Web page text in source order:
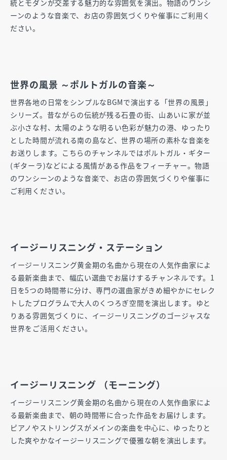
統とモダンが交差する魅力的な雰囲気を演出。物語のワンシ
ーンのような音楽で、お店の雰囲気づくりや催事にご利用く
ださい。
世界の風景 ～ポルトガルの音楽～
世界各地の日常をシンプルなBGMで演出する「世界の風景」
シリーズ。昔ながらの伝統が残る石畳の街、山あいに家が並
ぶ小さな村、太陽のような明るい色彩が魅力の港、ゆったり
とした時間が流れる南の島など、世界の場所の素朴な音楽を
お送りします。こちらのチャンネルではポルトガル・ギター
(ギターラ)などによる風情がある作品をフィーチャー。物語
のワンシーンのような音楽で、お店の雰囲気づくりや催事に
ご利用ください。
イージーリスニング・ステーション
イージーリスニング黄金期の名曲から現在の人気作曲家によ
る最新楽曲まで、幅広い選曲でお届けするチャンネルです。1
日を5つの時間帯に分け、専門の選曲家がきめ細やかにセレク
トしたプログラムで大人のくつろぎ空間を演出します。ゆと
りある雰囲気づくりに、イージーリスニングのゴージャスな
世界をご活用ください。
イージーリスニング （モーニング）
イージーリスニング黄金期の名曲から現在の人気作曲家によ
る最新楽曲まで、朝の時間帯に合った作品をお届けします。
ピアノやストリングスがメインの楽曲を中心に、ゆったりと
した爽やかなイージーリスニングで優雅な朝を演出します。